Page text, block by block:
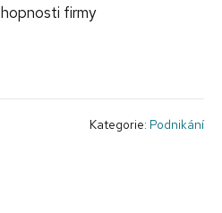
firmy
Kategorie: Podnikání